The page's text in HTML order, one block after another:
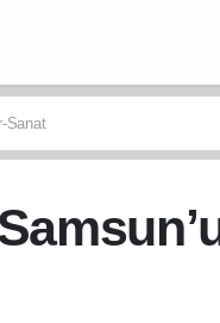
Sanat